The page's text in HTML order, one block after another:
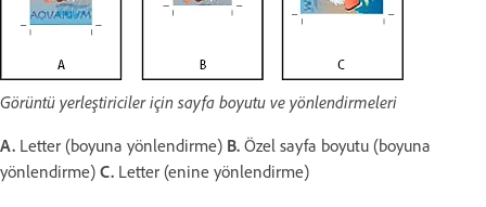
Görüntü yerleştiriciler için sayfa boyutu ve yönlendirmeleri
A. Letter (boyuna yönlendirme) B. Özel sayfa boyutu (boyuna
yönlendirme) C. Letter (enine yönlendirme)